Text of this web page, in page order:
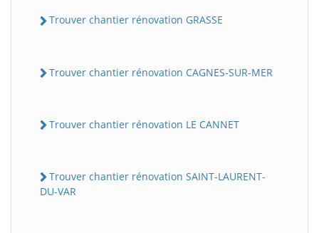
Trouver chantier rénovation GRASSE
Trouver chantier rénovation CAGNES-SUR-MER
Trouver chantier rénovation LE CANNET
Trouver chantier rénovation SAINT-LAURENT-
DU-VAR